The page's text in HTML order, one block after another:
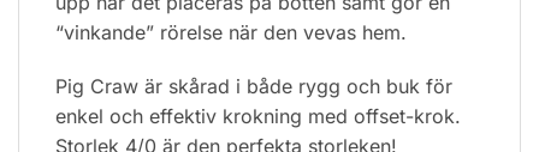
“vinkande” rörelse när den vevas hem.
Pig Craw är skårad i både rygg och buk för
enkel och effektiv krokning med offset-krok.
Storlek 4/0 är den perfekta storleken!